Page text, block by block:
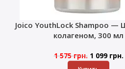
Joico YouthLock Shampoo —
колагеном, 300 мл
1 575грн. 1 099 грн.